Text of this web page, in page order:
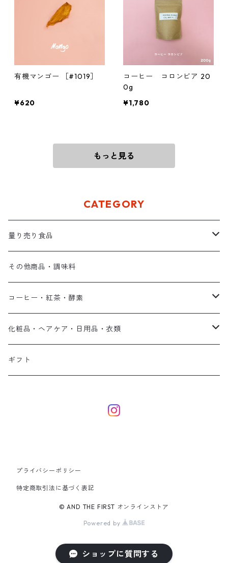
有機マンゴー ［#1019］
¥620
コーヒー コロンビア 20
0g
¥1,780
もっと見る
CATEGORY
量り売り食品
ナッツ
ドライフルーツ
チョコレート
その他
その他商品・調味料
コーヒー・紅茶・酵素
コーヒー
紅茶
化粧品・ヘアケア・日用品・衣類
化粧品
ギフト
プライバシーポリシー
特定商取引法に基づく表記
© AND THE FIRST オンラインストア
Powered by
ショップに質問する